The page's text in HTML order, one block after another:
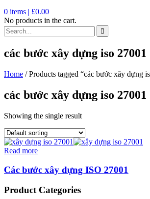
0 items | £0.00
No products in the cart.
các bước xây dựng iso 27001
Home / Products tagged “các bước xây dựng
các bước xây dựng iso 27001
Showing the single result
Read more
Các bước xây dựng ISO 27001
Product Categories